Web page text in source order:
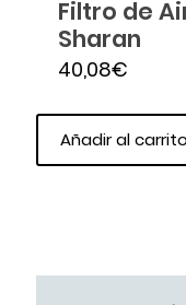
Filtro de
Sharan
40,08€
Añadir al carrito